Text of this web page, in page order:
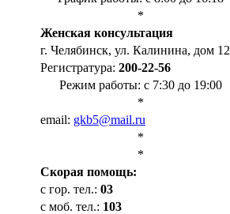
*
Женская консультация
г. Челябинск, ул. Калинина, дом 12
Регистратура: 200-22-56
Режим работы: с 7:30 до 19:00
*
email: gkb5@mail.ru
*
*
Cкорая помощь:
с гор. тел.: 03
с моб. тел.: 103